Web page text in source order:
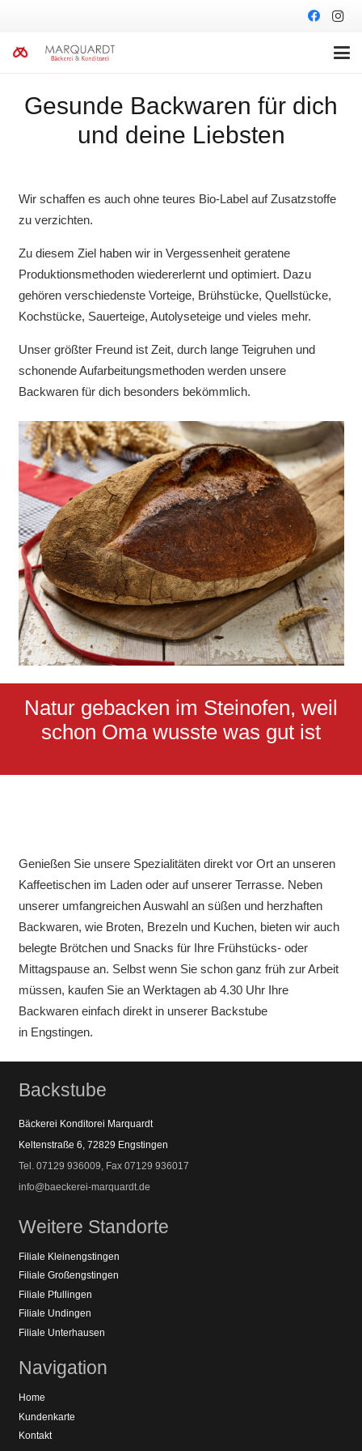
Gesunde Backwaren für dich
und deine Liebsten
Wir schaffen es auch ohne teures Bio-Label auf Zusatzstoffe
zu verzichten.
Zu diesem Ziel haben wir in Vergessenheit geratene
Produktionsmethoden wiedererlernt und optimiert. Dazu
gehören verschiedenste Vorteige, Brühstücke, Quellstücke,
Kochstücke, Sauerteige, Autolyseteige und vieles mehr.
Unser größter Freund ist Zeit, durch lange Teigruhen und
schonende Aufarbeitungsmethoden werden unsere
Backwaren für dich besonders bekömmlich.
Natur gebacken im Steinofen, weil
schon Oma wusste was gut ist
Genießen Sie unsere Spezialitäten direkt vor Ort an unseren
Kaffeetischen im Laden oder auf unserer Terrasse. Neben
unserer umfangreichen Auswahl an süßen und herzhaften
Backwaren, wie Broten, Brezeln und Kuchen, bieten wir auch
belegte Brötchen und Snacks für Ihre Frühstücks- oder
Mittagspause an. Selbst wenn Sie schon ganz früh zur Arbeit
müssen, kaufen Sie an Werktagen ab 4.30 Uhr Ihre
Backwaren einfach direkt in unserer Backstube
in Engstingen.
Backstube
Bäckerei Konditorei Marquardt
Keltenstraße 6, 72829 Engstingen
Tel. 07129 936009, Fax 07129 936017
info@baeckerei-marquardt.de
Weitere Standorte
Filiale Kleinengstingen
Filiale Großengstingen
Filiale Pfullingen
Filiale Undingen
Filiale Unterhausen
Navigation
Home
Kundenkarte
Kontakt